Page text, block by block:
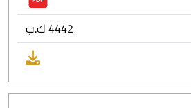
4442 ك.ب